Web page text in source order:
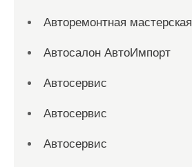
Авторемонтная мастерская
Автосалон АвтоИмпорт
Автосервис
Автосервис
Автосервис